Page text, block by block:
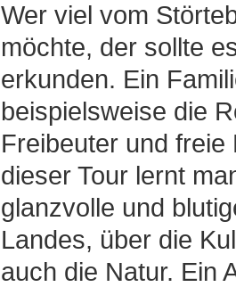
Wer viel vom
möchte, der sollte
erkunden. Ein
beispielsweise die
Freibeuter und freie
dieser Tour lernt
glanzvolle und
Landes, über die
auch die Natur. Ein